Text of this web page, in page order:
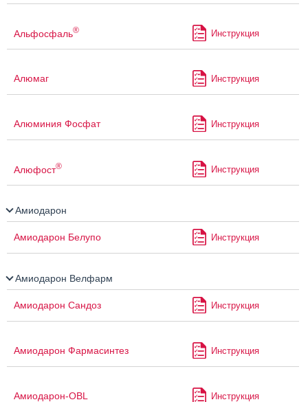
Альфосфаль® Инструкция
Алюмаг Инструкция
Алюминия Фосфат Инструкция
Алюфост® Инструкция
Амиодарон
Амиодарон Белупо Инструкция
Амиодарон Велфарм
Амиодарон Сандоз Инструкция
Амиодарон Фармасинтез Инструкция
Амиодарон-OBL Инструкция